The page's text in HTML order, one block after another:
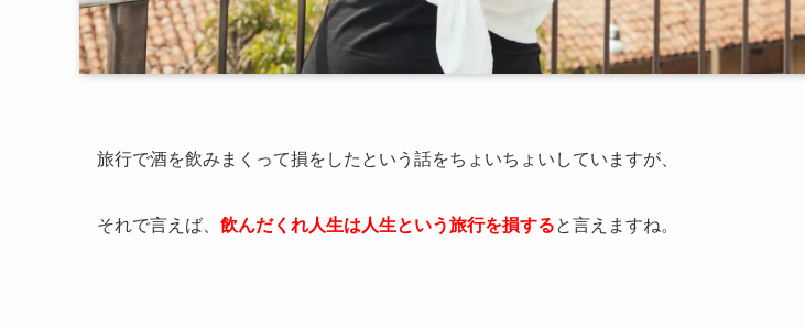
旅行で酒を飲みまくって損をしたという話をちょいちょいしていますが、
それで言えば、 飲んだくれ人生は人生という旅行を損すると言えますね。